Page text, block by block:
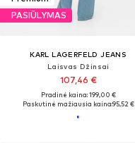
PASIŪLYMAS
KARL LAGERFELD JEANS
Laisvas Džinsai
107,46 €
Pradinė kaina: 199,00 €
Paskutinė mažiausia kaina:95,52 €